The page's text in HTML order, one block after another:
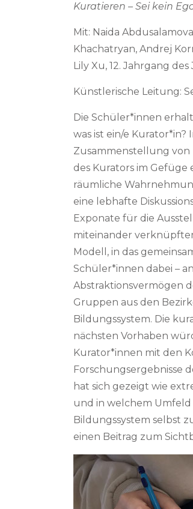
Kuratieren – Sei kein
Mit: Naida
Khachatryan, Andrej
Lily Xu, 12. Jahrgang
Künstlerische Leitung:
Die Schüler*innen
was ist ein/e
Zusammenstellung von
des Kurators im Gefüge
räumliche
eine lebhafte
Exponate für die
miteinander
Modell, in das
Schüler*innen dabei –
Abstraktionsvermögen
Gruppen aus den
Bildungssystem. Die
nächsten Vorhaben
Kurator*innen mit den
Forschungsergebnisse
hat sich gezeigt wie
und in welchem Umfeld
Bildungssystem selbst
einen Beitrag zum